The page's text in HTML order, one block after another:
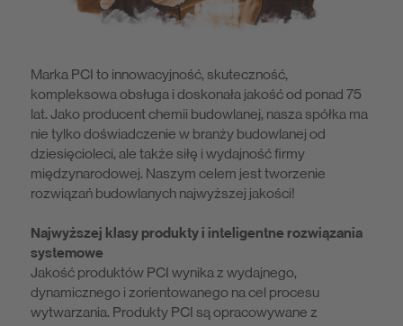
Marka PCI to innowacyjność, skuteczność,
kompleksowa obsługa i doskonała jakość od ponad 75
lat. Jako producent chemii budowlanej, nasza spółka ma
nie tylko doświadczenie w branży budowlanej od
dziesięcioleci, ale także siłę i wydajność firmy
międzynarodowej. Naszym celem jest tworzenie
rozwiązań budowlanych najwyższej jakości!
Najwyższej klasy produkty i inteligentne rozwiązania
systemowe
Jakość produktów PCI wynika z wydajnego,
dynamicznego i zorientowanego na cel procesu
wytwarzania. Produkty PCI są opracowywane z